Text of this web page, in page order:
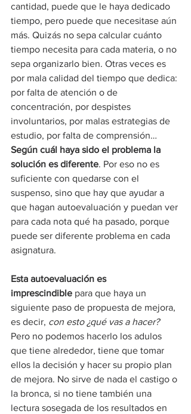
cantidad, puede que le haya dedicado
tiempo, pero puede que necesitase aún
más. Quizás no sepa calcular cuánto
tiempo necesita para cada materia, o no
sepa organizarlo bien. Otras veces es
por mala calidad del tiempo que dedica:
por falta de atención o de
concentración, por despistes
involuntarios, por malas estrategias de
estudio, por falta de comprensión…
Según cuál haya sido el problema la
solución es diferente. Por eso no es
suficiente con quedarse con el
suspenso, sino que hay que ayudar a
que hagan autoevaluación y puedan ver
para cada nota qué ha pasado, porque
puede ser diferente problema en cada
asignatura.
Esta autoevaluación es
imprescindible para que haya un
siguiente paso de propuesta de mejora,
es decir, con esto ¿qué vas a hacer?
Pero no podemos hacerlo los adulos
que tiene alrededor, tiene que tomar
ellos la decisión y hacer su propio plan
de mejora. No sirve de nada el castigo o
la bronca, si no tiene también una
lectura sosegada de los resultados en